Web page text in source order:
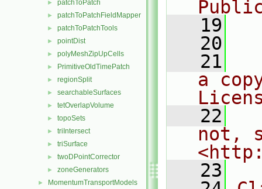
► patchToPatch
► patchToPatchFieldMapper
► patchToPatchTools
► pointDist
► polyMeshZipUpCells
► PrimitiveOldTimePatch
► regionSplit
► searchableSurfaces
► tetOverlapVolume
► topoSets
► triIntersect
► triSurface
► twoDPointCorrector
► zoneGenerators
► MomentumTransportModels
   19
   20
   21
a
   22
not,
   23